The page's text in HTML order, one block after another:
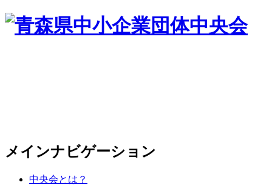
メインナビゲーション
中央会とは？